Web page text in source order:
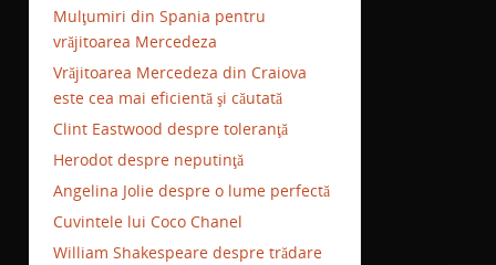
Mulţumiri din Spania pentru
vrăjitoarea Mercedeza
Vrăjitoarea Mercedeza din Craiova
este cea mai eficientă şi căutată
Clint Eastwood despre toleranţă
Herodot despre neputinţă
Angelina Jolie despre o lume perfectă
Cuvintele lui Coco Chanel
William Shakespeare despre trădare